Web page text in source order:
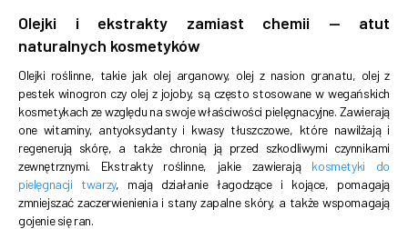
Olejki i ekstrakty zamiast chemii — atut
naturalnych kosmetyków
Olejki roślinne, takie jak olej arganowy, olej z nasion granatu, olej z
pestek winogron czy olej z jojoby, są często stosowane w wegańskich
kosmetykach ze względu na swoje właściwości pielęgnacyjne. Zawierają
one witaminy, antyoksydanty i kwasy tłuszczowe, które nawilżają i
regenerują skórę, a także chronią ją przed szkodliwymi czynnikami
zewnętrznymi. Ekstrakty roślinne, jakie zawierają kosmetyki do
pielęgnacji twarzy, mają działanie łagodzące i kojące, pomagają
zmniejszać zaczerwienienia i stany zapalne skóry, a także wspomagają
gojenie się ran.